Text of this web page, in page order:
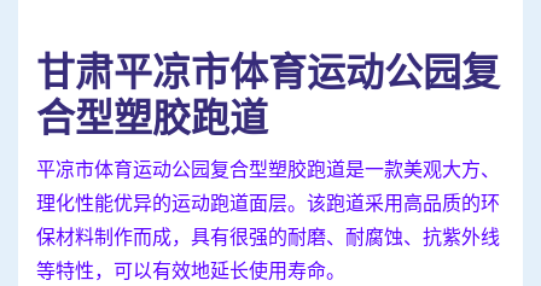
甘肃平凉市体育运动公园复
合型塑胶跑道
平凉市体育运动公园复合型塑胶跑道是一款美观大方、
理化性能优异的运动跑道面层。该跑道采用高品质的环
保材料制作而成，具有很强的耐磨、耐腐蚀、抗紫外线
等特性，可以有效地延长使用寿命。